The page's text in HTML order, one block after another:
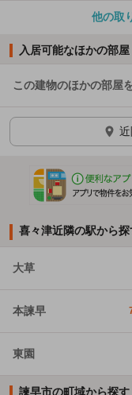
他の取
入居可能なほかの部屋
この建物のほかの部屋
ほかの部屋を検索中…
喜々津近隣の駅から探
大草
本諫早
東園
諫早市の町域から探す